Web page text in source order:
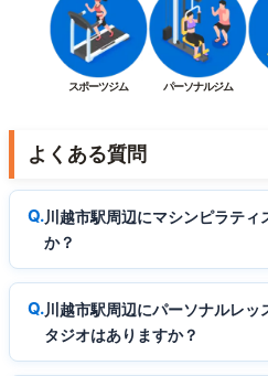
スポーツジム パーソナルジム
よくある質問
川越市駅周辺にマシンピラテ
か？
川越市駅周辺にパーソナルレッ
タジオはありますか？